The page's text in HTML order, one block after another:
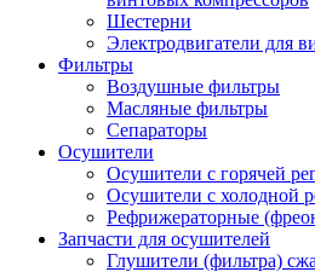
Шестерни
Электродвигатели для
Фильтры
Воздушные фильтры
Масляные фильтры
Сепараторы
Осушители
Осушители с горячей
Осушители с холодной
Рефрижераторные
Запчасти для осушителей
Глушители (фильтра)